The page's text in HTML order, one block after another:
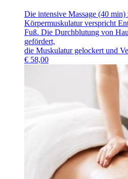
Die intensive Massage (40
Körpermuskulatur verspricht
Fuß. Die Durchblutung von
gefördert,
die Muskulatur gelockert und
€ 58,00